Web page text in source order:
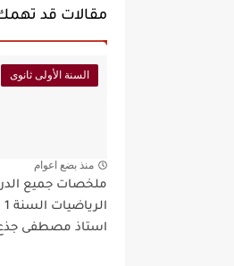
مقالات قد
السنة الأولى ثانوى
منذ بضع اعوام
ملخصات جميع
استاذ مصطفى